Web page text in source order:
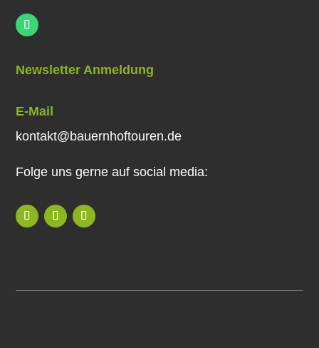
Newsletter Anmeldung
E-Mail
kontakt@bauernhoftouren.de
Folge uns gerne auf social media: